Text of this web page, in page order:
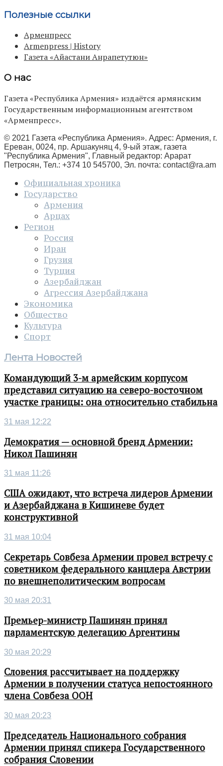
Полезные ссылки
Арменпресс
Armenpress | History
Газета «Айастани Анрапетутюн»
О нас
Газета «Республика Армения» издаётся армянским
Государственным информационным агентством
«Арменпресс».
© 2021 Газета «Республика Армения». Адрес: Армения, г.
Ереван, 0024, пр. Аршакуняц 4, 9-ый этаж, газета
"Республика Армения", Главный редактор: Арарат
Петросян, Тел.: +374 10 545700, Эл. почта: contact@ra.am
Официальная хроника
Государство
Армения
Арцах
Регион
Россия
Иран
Грузия
Турция
Азербайджан
Агрессия Азербайджана
Экономика
Общество
Культура
Спорт
Лента Новостей
Командующий 3-м армейским корпусом
представил ситуацию на северо-восточном
участке границы: она относительно стабильна
31 мая 12:22
Демократия — основной бренд Армении:
Никол Пашинян
31 мая 11:26
США ожидают, что встреча лидеров Армении
и Азербайджана в Кишиневе будет
конструктивной
31 мая 10:04
Секретарь Совбеза Армении провел встречу с
советником федерального канцлера Австрии
по внешнеполитическим вопросам
30 мая 20:31
Премьер-министр Пашинян принял
парламентскую делегацию Аргентины
30 мая 20:29
Словения рассчитывает на поддержку
Армении в получении статуса непостоянного
члена Совбеза ООН
30 мая 20:23
Председатель Национального собрания
Армении принял спикера Государственного
собрания Словении